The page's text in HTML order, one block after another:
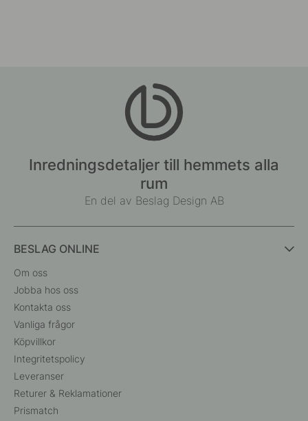
Inredningsdetaljer till hemmets alla
rum
En del av Beslag Design AB
BESLAG ONLINE
Om oss
Jobba hos oss
Kontakta oss
Vanliga frågor
Köpvillkor
Integritetspolicy
Leveranser
Returer & Reklamationer
Prismatch